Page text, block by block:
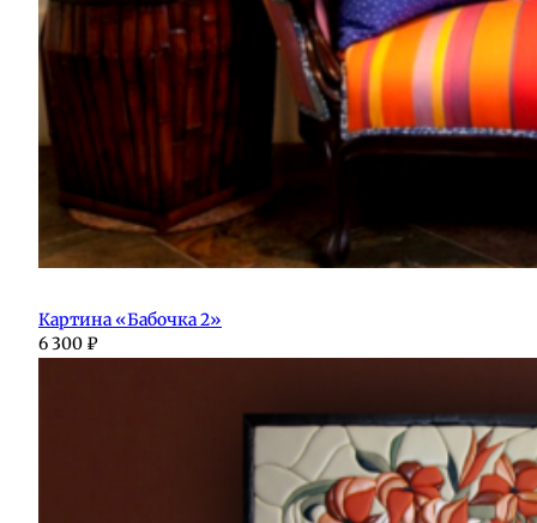
Картина «Бабочка 2»
6 300 ₽